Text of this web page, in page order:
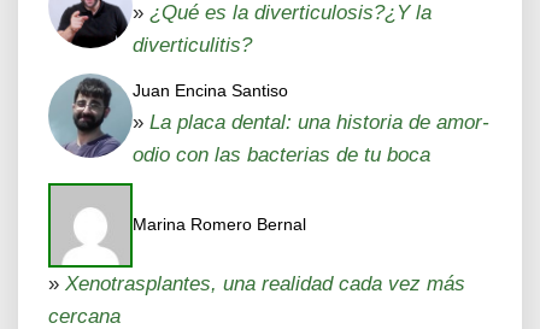
» ¿Qué es la diverticulosis?¿Y la
diverticulitis?
Juan Encina Santiso
» La placa dental: una historia de amor-
odio con las bacterias de tu boca
Marina Romero Bernal
» Xenotrasplantes, una realidad cada vez más
cercana